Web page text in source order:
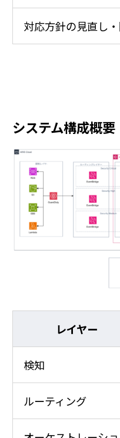
対応方針の見直し
システム構成概要
レイヤー
検知
ルーティング